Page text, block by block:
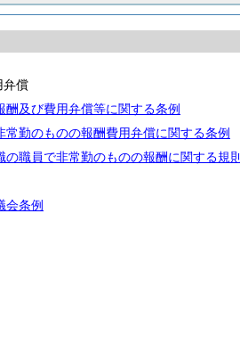
償
及び費用弁償等に関する条例
勤のものの報酬費用弁償に関する条例
職員で非常勤のものの報酬に関する規則
会条例